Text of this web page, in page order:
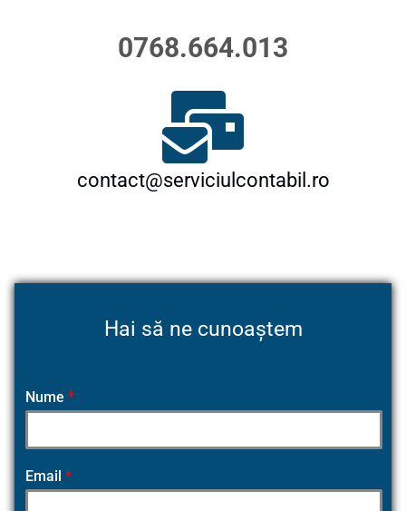
0768.664.013
contact@serviciulcontabil.ro
Hai să ne cunoaștem
Nume *
Email *